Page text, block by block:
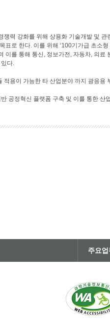
력 강화를 위해 상용화 기술개발 및 관
로 한다. 이를 위해 ‘100기가급 초소
이를 통해 통신, 정보가전, 자동차, 의료
다.
용이 가능한 타 산업분야 까지 광응용
공정혁신 플랫폼 구축 및 이를 통한 산
주요업